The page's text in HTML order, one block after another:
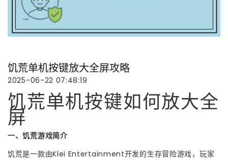
饥荒单机按键放大全屏攻略
2025-06-22 07:48:19
饥荒单机按键如何放大全
屏
一、饥荒游戏简介
饥荒是一款由Klei Entertainment开发的生存冒险游戏，玩家